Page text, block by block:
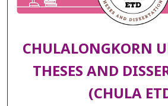
CHULALONGKORN
THESES AND
(CHULA